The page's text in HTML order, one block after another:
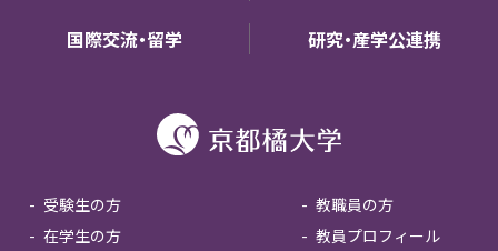
国際交流・留学 研究・産学公連携
受験生の方
在学生の方
教職員の方
教員プロフィール